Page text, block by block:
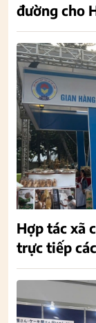
đường cho
Hợp tác xã
trực tiếp